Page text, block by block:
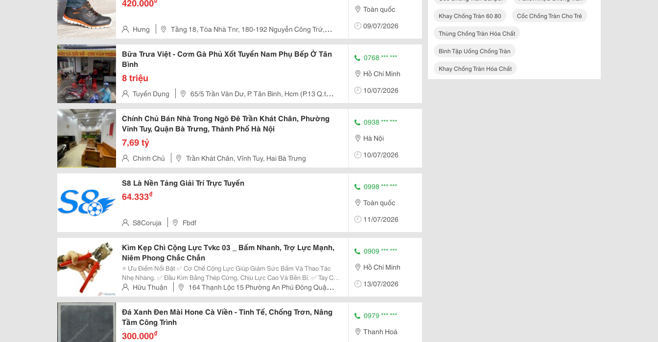
Hưng
Tầng 18, Tòa Nhà Tnr, 180-192 Nguyễn Công Trứ,
P.nguyễn Thái Bình, Quận 1, Tphcm
Toàn quốc
09/07/2026
Bữa Trưa Việt - Cơm Gà Phủ Xốt Tuyển Nam Phụ Bếp Ở Tân
Bình
8 triệu
Tuyển Dụng
65/5 Trần Văn Dư, P. Tân Bình, Hcm (P.13 Q.tân
Bình Cũ)
0768 *** ***
Hồ Chí Minh
10/07/2026
Chính Chủ Bán Nhà Trong Ngõ Đê Trần Khát Chân, Phường
Vĩnh Tuy, Quận Bà Trưng, Thành Phố Hà Nội
7,69 tỷ
Chính Chủ Trần Khát Chân, Vĩnh Tuy, Hai Bà Trưng
0938 *** ***
Hà Nội
10/07/2026
S8 Là Nền Tảng Giải Trí Trực Tuyến
64.333₫
S8Coruja Fbdf
0998 *** ***
Toàn quốc
11/07/2026
Kìm Kẹp Chì Cộng Lực Tvkc 03 _ Bấm Nhanh, Trợ Lực Mạnh,
Niêm Phong Chắc Chắn
⭐ Ưu Điểm Nổi Bật ✅ Cơ Chế Cộng Lực Giúp Giảm Sức Bấm Và Thao Tác
Nhẹ Nhàng. ✅ Đầu Kìm Bằng Thép Cứng, Chịu Lực Cao Và Bền Bỉ. ✅ Tay Cầm
Bọc Cao Su Chống Trơn Trượt, Cầm Nắm Chắc Chắn. ✅ Bấm Chì Nhanh, Tạo
Mối Bấm Đều Và Chắc Chắn. ✅ Thiết Kế Gọn...
Hữu Thuận
164 Thạnh Lộc 15 Phường An Phú Đông Quận
12 Tp.hcm
0909 *** ***
Hồ Chí Minh
13/07/2026
Đá Xanh Đen Mài Hone Cà Viền - Tinh Tế, Chống Trơn, Nâng
Tầm Công Trình
300.000₫
0979 *** ***
Thanh Hoá
Khay Chống Tràn 60 80 Cốc Chống Tràn Cho Trẻ
Thùng Chống Tràn Hóa Chất
Bình Tập Uống Chống Tràn
Khay Chống Tràn Hóa Chất